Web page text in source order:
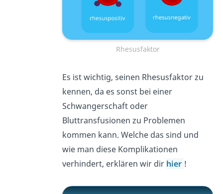
Rhesusfaktor
Es ist wichtig, seinen Rhesusfaktor zu
kennen, da es sonst bei einer
Schwangerschaft oder
Bluttransfusionen zu Problemen
kommen kann. Welche das sind und
wie man diese Komplikationen
verhindert, erklären wir dir hier !